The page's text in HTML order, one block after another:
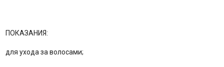
ПОКАЗАНИЯ:
для ухода за волосами;